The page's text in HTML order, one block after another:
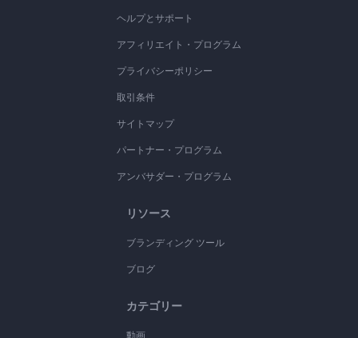
ヘルプとサポート
アフィリエイト・プログラム
プライバシーポリシー
取引条件
サイトマップ
パートナー・プログラム
アンバサダー・プログラム
リソース
ブランディング ツール
ブログ
カテゴリー
動画